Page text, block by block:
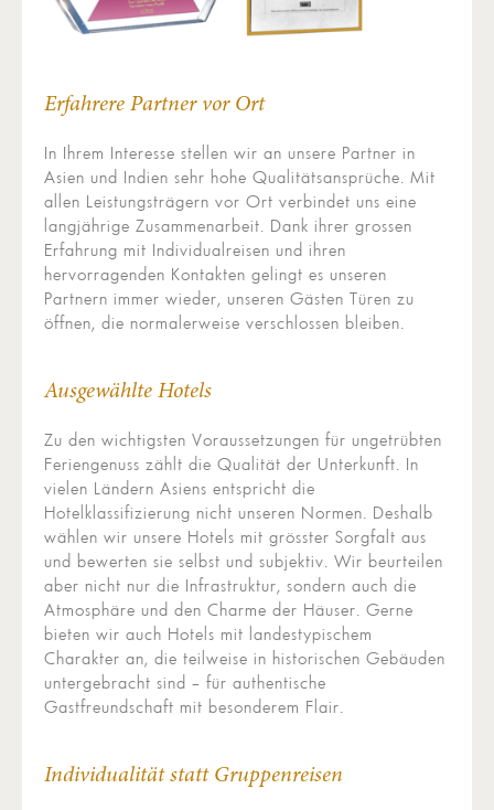
Erfahrere Partner vor Ort
In Ihrem Interesse stellen wir an unsere Partner in
Asien und Indien sehr hohe Qualitätsansprüche. Mit
allen Leistungsträgern vor Ort verbindet uns eine
langjährige Zusammenarbeit. Dank ihrer grossen
Erfahrung mit Individualreisen und ihren
hervorragenden Kontakten gelingt es unseren
Partnern immer wieder, unseren Gästen Türen zu
öffnen, die normalerweise verschlossen bleiben.
Ausgewählte Hotels
Zu den wichtigsten Voraussetzungen für ungetrübten
Feriengenuss zählt die Qualität der Unterkunft. In
vielen Ländern Asiens entspricht die
Hotelklassifizierung nicht unseren Normen. Deshalb
wählen wir unsere Hotels mit grösster Sorgfalt aus
und bewerten sie selbst und subjektiv. Wir beurteilen
aber nicht nur die Infrastruktur, sondern auch die
Atmosphäre und den Charme der Häuser. Gerne
bieten wir auch Hotels mit landestypischem
Charakter an, die teilweise in historischen Gebäuden
untergebracht sind – für authentische
Gastfreundschaft mit besonderem Flair.
Individualität statt Gruppenreisen